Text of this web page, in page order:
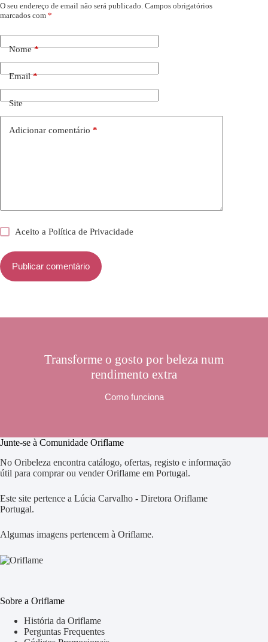
O seu endereço de email não será publicado. Campos obrigatórios
marcados com *
Nome*
Email*
Site
Adicionar comentário *
Aceito aPolítica de Privacidade
Publicar comentário
Transforme o gosto por beleza num
rendimento extra
Como funciona
Junte-se à Comunidade Oriflame
No Oribeleza encontra catálogo, ofertas, registo e informação
útil para comprar ou vender Oriflame em Portugal.
Este site pertence a Lúcia Carvalho - Diretora Oriflame
Portugal.
Algumas imagens pertencem à Oriflame.
Sobre a Oriflame
História da Oriflame
Perguntas Frequentes